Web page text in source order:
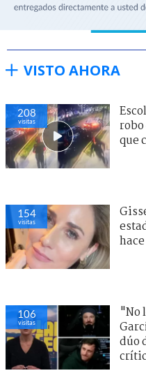
VISTO AHORA
208
visitas
que
154
visitas
106
visitas
"No
dúo